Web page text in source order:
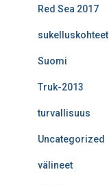
Red Sea 2017
sukelluskohteet
Suomi
Truk-2013
turvallisuus
Uncategorized
välineet